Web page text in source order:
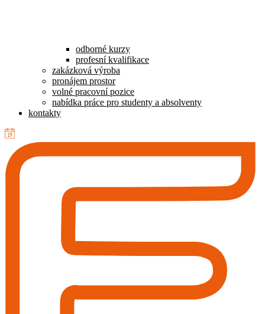
odborné kurzy
profesní kvalifikace
zakázková výroba
pronájem prostor
volné pracovní pozice
nabídka práce pro studenty a absolventy
kontakty